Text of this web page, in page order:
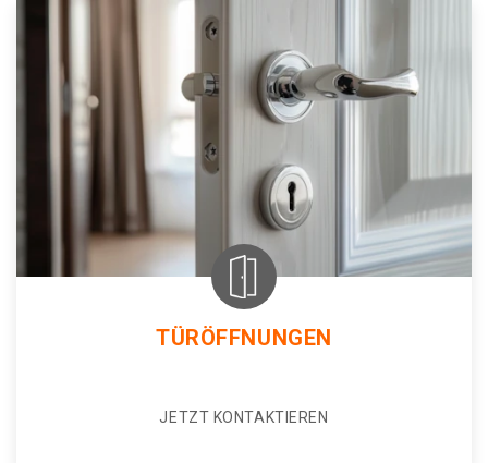
TÜRÖFFNUNGEN
JETZT KONTAKTIEREN